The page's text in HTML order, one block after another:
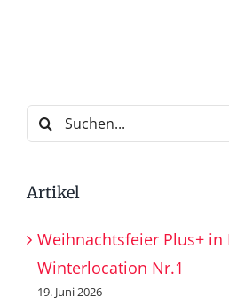
Suche
nach:
Artikel
Weihnachtsfeier Plus+
Winterlocation Nr.1
19. Juni 2026